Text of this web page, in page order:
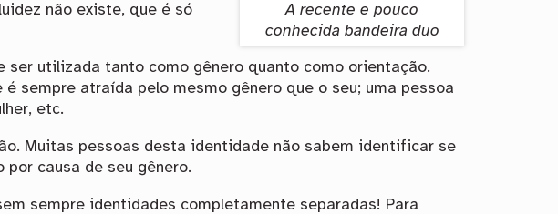
A recente e pouco
conhecida bandeira duo
não existe, que é só
ser utilizada tanto como gênero quanto como orientação.
sempre atraída pelo mesmo gênero que o seu; uma pessoa
etc.
Muitas pessoas desta identidade não sabem identificar se
causa de seu gênero.
sempre identidades completamente separadas! Para